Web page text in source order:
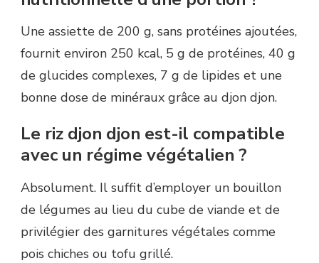
Une assiette de 200 g, sans protéines ajoutées,
fournit environ 250 kcal, 5 g de protéines, 40 g
de glucides complexes, 7 g de lipides et une
bonne dose de minéraux grâce au djon djon.
Le riz djon djon est-il compatible
avec un régime végétalien ?
Absolument. Il suffit d’employer un bouillon
de légumes au lieu du cube de viande et de
privilégier des garnitures végétales comme
pois chiches ou tofu grillé.